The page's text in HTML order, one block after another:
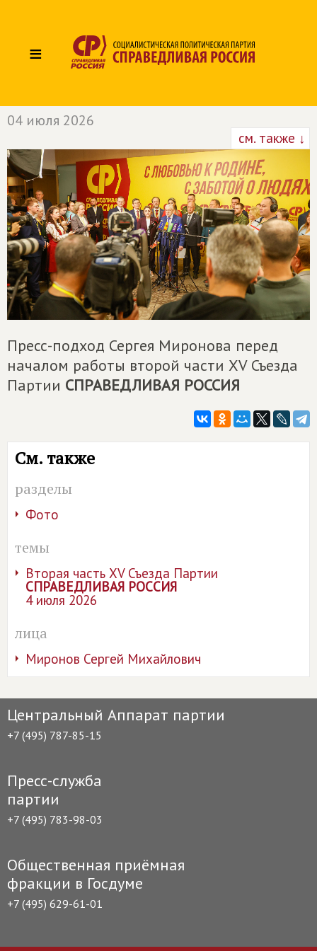
≡
04 июля 2026
см. также ↓
Пресс-подход Сергея Миронова перед
началом работы второй части XV Съезда
Партии СПРАВЕДЛИВАЯ РОССИЯ
См. также
разделы
Фото
темы
Вторая часть XV Съезда Партии
СПРАВЕДЛИВАЯ РОССИЯ
4 июля 2026
лица
Миронов Сергей Михайлович
Центральный Аппарат партии
+7 (495) 787-85-15
Пресс-служба
партии
+7 (495) 783-98-03
Общественная приёмная
фракции в Госдуме
+7 (495) 629-61-01